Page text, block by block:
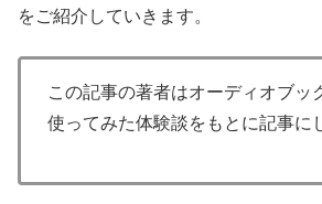
をご紹介していきます。
この記事の著者はオーディオブッ
使ってみた体験談をもとに記事に